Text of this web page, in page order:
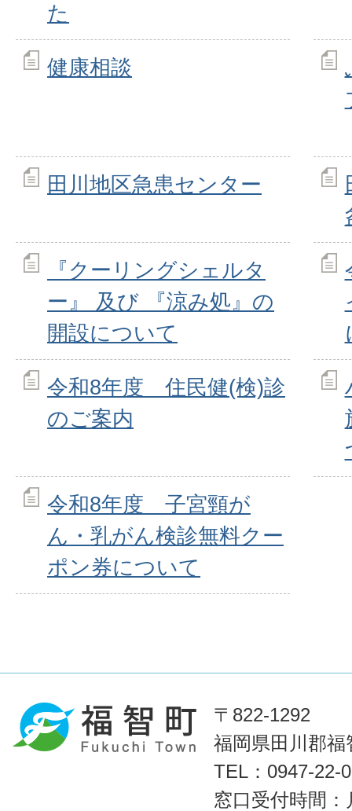
た
健康相談
田川地区急患センター
『クーリングシェルタ
ー』 及び 『涼み処』の
開設について
令和8年度 住民健(検)診
のご案内
令和8年度 子宮頸が
ん・乳がん検診無料クー
ポン券について
〒822-1292
福岡県田川郡福
TEL：0947-22-
窓口受付時間